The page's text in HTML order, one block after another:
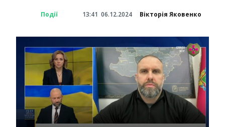
Події 13:41 06.12.2024 Вікторія Яковенко